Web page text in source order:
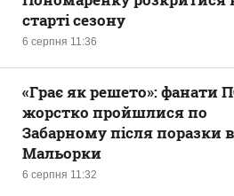
6 серпня 11:36
старті сезону
6 серпня 11:32
«Грає як решето»: фанати
жорстко пройшлися по
Забарному після поразки
Мальорки